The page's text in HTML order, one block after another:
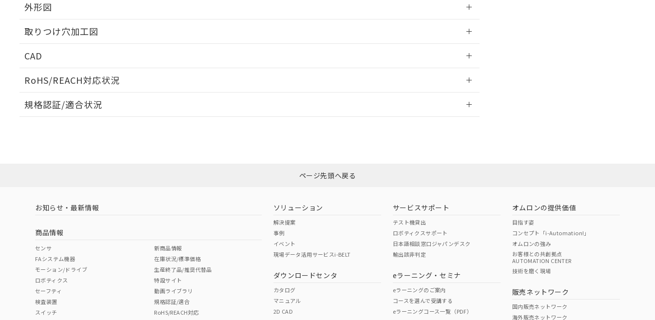
外形図
取りつけ穴加工図
CAD
RoHS/REACH対応状況
EU RoHS 注意事項・凡例
ダウンロードはこちら
中国 RoHS 注意事項・凡例
中国 RoHS表
Pb Hg Cr(VI)
O O
規格認証/適合状況
ページ先頭へ戻る
お知らせ・最新情報
商品情報
センサ
FAシステム機器
モーション/ドライブ
ロボティクス
セーフティ
検査装置
スイッチ
新商品情報
在庫状況/標準価格
生産終了品/推奨代替品
特設サイト
動画ライブラリ
規格認証/適合
RoHS/REACH対応
ソリューション
解決提案
事例
イベント
現場データ活用サービスi-BELT
ダウンロードセンタ
カタログ
マニュアル
2D CAD
サービスサポート
テスト機貸出
ロボティクスサポート
日本語相談窓口ジャパンデスク
輸出該非判定
eラーニング・セミナ
eラーニングのご案内
コースを選んで受講する
eラーニングコース一覧（PDF）
オムロンの提供価値
目指す姿
コンセプト「i-Automation!」
オムロンの強み
お客様との共創拠点
AUTOMATION CENTER
技術を磨く現場
販売ネットワーク
国内販売ネットワーク
海外販売ネットワーク